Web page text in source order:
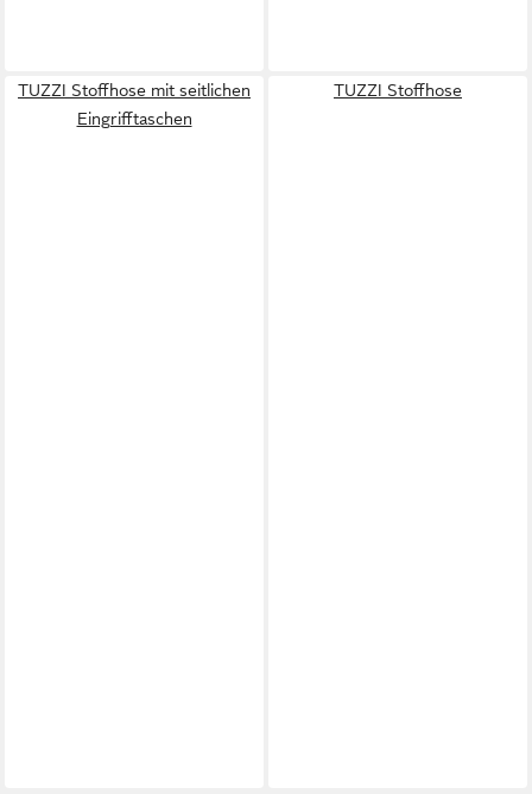
TUZZI Stoffhose mit seitlichen
Eingrifftaschen
TUZZI Stoffhose